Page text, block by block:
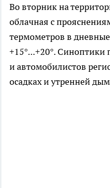
Во вторник на
облачная с
термометров в
+15°...+20°.
и автомобилистов
осадках и утренней